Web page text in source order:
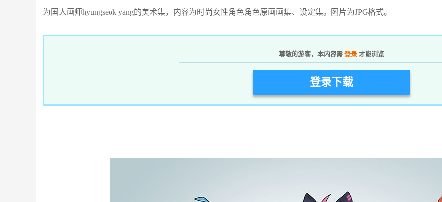
为国人画师hyungseok yang的美术集，内容为时尚女性角色角色原画画集、设定集。图片为JPG格式。
尊敬的游客，本内容需 登录 才能浏览
登录下载